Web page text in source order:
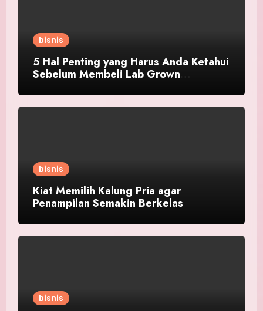
bisnis
5 Hal Penting yang Harus Anda Ketahui
Sebelum Membeli Lab Grown
bisnis
Kiat Memilih Kalung Pria agar
Penampilan Semakin Berkelas
bisnis